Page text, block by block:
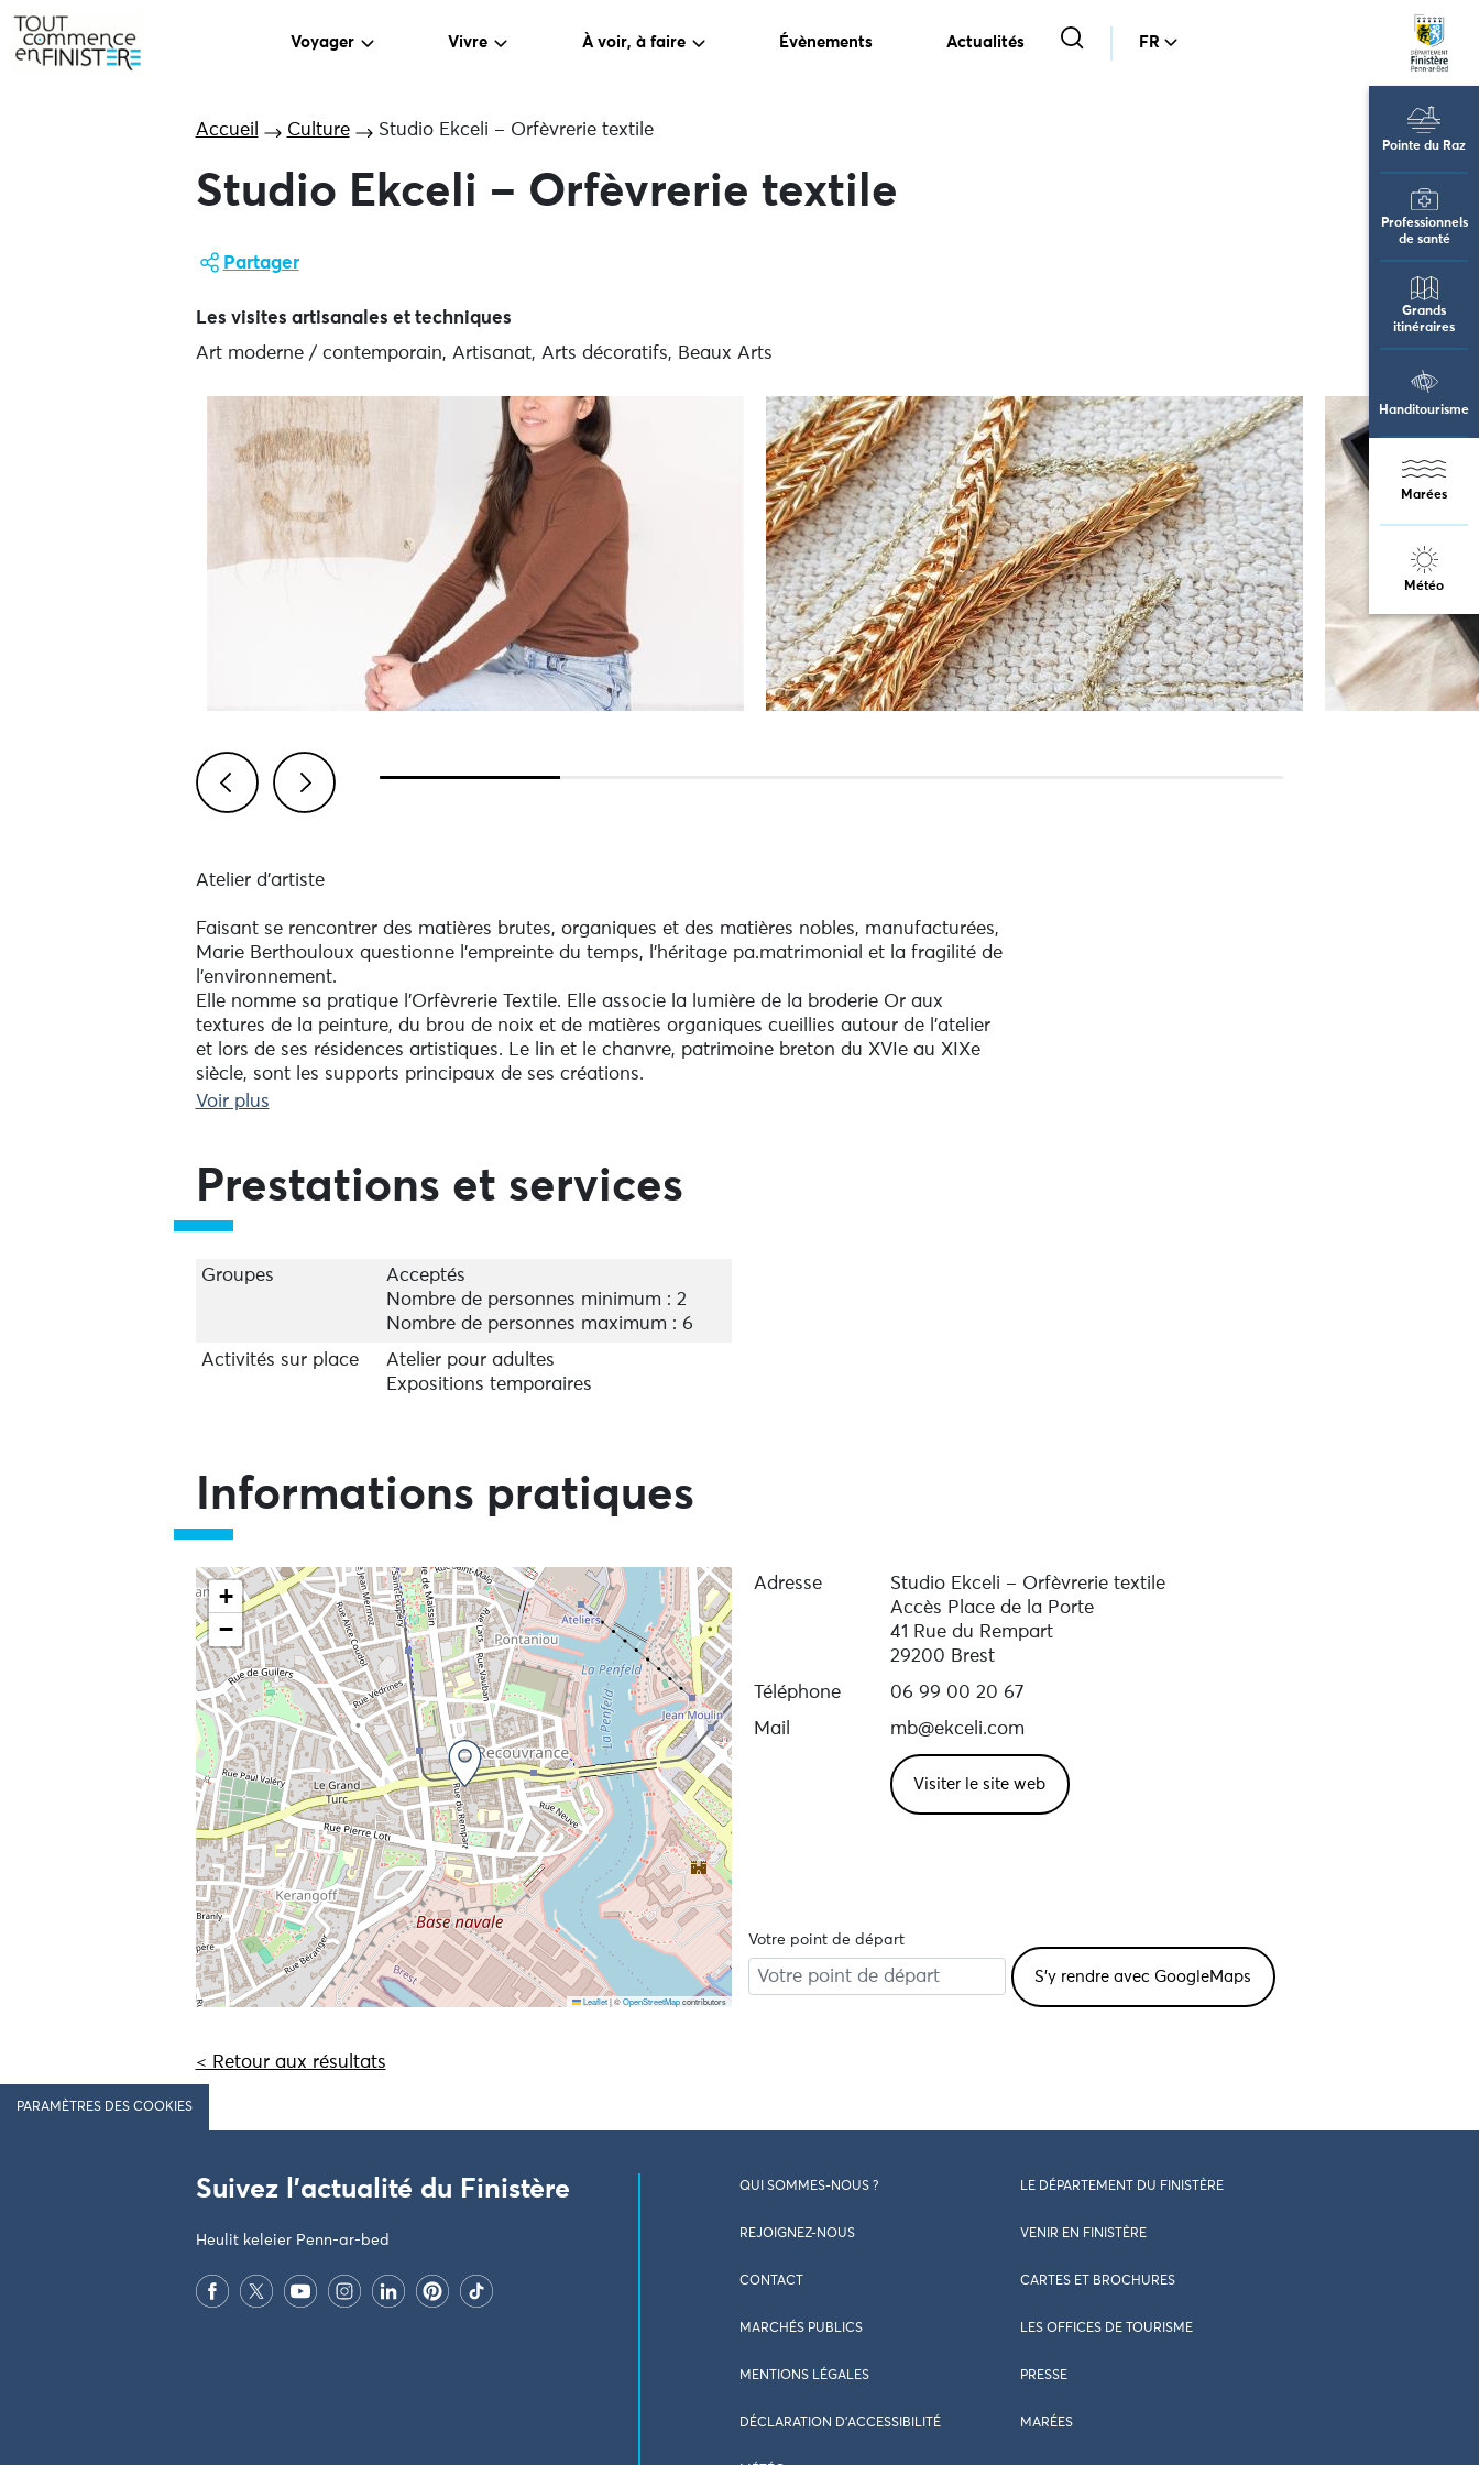
Voyager Vivre À voir, à faire Évènements Actualités FR
Pointe du Raz
Professionnels
de santé
Grands
itinéraires
Handitourisme
Marées
Météo
Accueil Culture Studio Ekceli – Orfèvrerie textile
Studio Ekceli – Orfèvrerie textile
Partager
Les visites artisanales et techniques
Art moderne / contemporain, Artisanat, Arts décoratifs, Beaux Arts
Atelier d'artiste
Faisant se rencontrer des matières brutes, organiques et des matières nobles, manufacturées,
Marie Berthouloux questionne l'empreinte du temps, l'héritage pa.matrimonial et la fragilité de
l'environnement.
Elle nomme sa pratique l’Orfèvrerie Textile. Elle associe la lumière de la broderie Or aux
textures de la peinture, du brou de noix et de matières organiques cueillies autour de l’atelier
et lors de ses résidences artistiques. Le lin et le chanvre, patrimoine breton du XVIe au XIXe
siècle, sont les supports principaux de ses créations.
en ligne.
Renseignements par téléphone ou mail
De 9h30 à 12h et de 14h à 17h30
Voir plus
Prestations et services
Groupes
Acceptés
Nombre de personnes minimum : 2
Nombre de personnes maximum : 6
Activités sur place
Atelier pour adultes
Expositions temporaires
Informations pratiques
+
−
Leaflet |©OpenStreetMapcontributors
Adresse
Studio Ekceli – Orfèvrerie textile
Accès Place de la Porte
41 Rue du Rempart
29200 Brest
Téléphone
06 99 00 20 67
Mail
mb@ekceli.com
Visiter le site web
Votre point de départ
< Retour aux résultats
PARAMÈTRES DES COOKIES
Suivez l'actualité du Finistère
Heulit keleier Penn-ar-bed
QUI SOMMES-NOUS ? LE DÉPARTEMENT DU FINISTÈRE
REJOIGNEZ-NOUS VENIR EN FINISTÈRE
CONTACT CARTES ET BROCHURES
MARCHÉS PUBLICS LES OFFICES DE TOURISME
MENTIONS LÉGALES PRESSE
DÉCLARATION D’ACCESSIBILITÉ MARÉES